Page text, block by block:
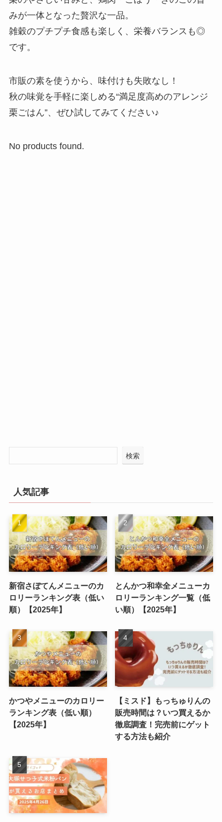
みが一体となった贅沢な一品。
雑穀のプチプチ食感も楽しく、栄養バランスも◎
です。
市販の素を使うから、味付けも失敗なし！
秋の味覚を手軽に楽しめる“満足度高めのアレンジ
栗ごはん”、ぜひ試してみてください♪
No products found.
検索
人気記事
新宿さぼてんメニューのカ
ロリーランキング表（低い
順）【2025年】
とんかつ和幸全メニューカ
ロリーランキング一覧（低
い順）【2025年】
かつやメニューのカロリー
ランキング表（低い順）
【2025年】
【ミスド】もっちゅりんの
販売時間は？いつ買えるか
徹底調査！完売前にゲット
する方法も紹介